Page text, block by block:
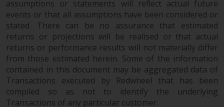
Geltendes Recht
Der Inhalt dieser Website sollte
gemäß den Gesetzen von England
und Wales ausgelegt und geregelt
werden, und die Gerichte dieser
Gerichtsbarkeit haben die
assumptions or statements will reflect actual future
events or that all assumptions have been considered or
stated. There can be no assurance that estimated
returns or projections will be realised or that actual
returns or performance results will not materially differ
from those estimated herein. Some of the information
contained in this document may be aggregated data of
Transactions executed by Redwheel that has been
compiled so as not to identify the underlying
Transactions of any particular customer.